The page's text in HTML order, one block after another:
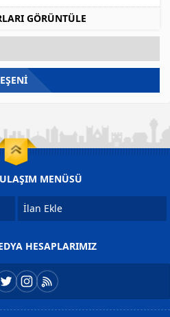
GÖRÜNTÜLE
MENÜSÜ
İlan Ekle
HESAPLARIMIZ